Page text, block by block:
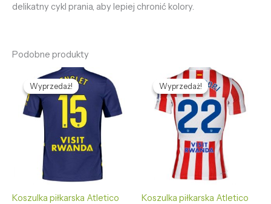
delikatny cykl prania, aby lepiej chronić kolory.
Podobne produkty
Wyprzedaż!
Wyprzedaż!
Koszulka piłkarska Atletico
Pierwotna
cena
wynosiła:
469,58 zł.
Aktualna
cena
wynosi:
132,65 zł.
Wyprzedaż!
Wyprzedaż!
Koszulka piłkarska Atletico
Pierwotna
cena
wynosiła:
469,58 zł.
Aktualna
cena
wynosi:
132,65 zł.